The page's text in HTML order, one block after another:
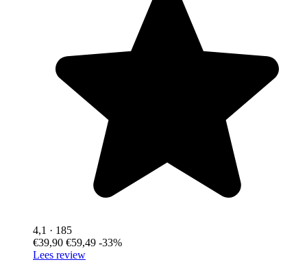
4,1 · 185
€39,90 €59,49 -33%
Lees review